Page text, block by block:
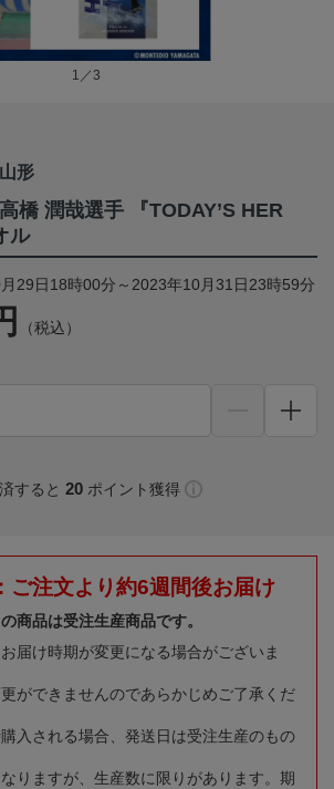
1／3
形
橋 潤哉選手 『TODAY’S HER
ル
29日18時00分～2023年10月31日23時59分
（税込）
すると 20 ポイント獲得
ご注文より約6週間後お届け
商品は受注生産商品です。
届け時期が変更になる場合がございま
ができませんのであらかじめご了承くだ
入される場合、発送日は受注生産のもの
りますが、生産数に限りがあります。期